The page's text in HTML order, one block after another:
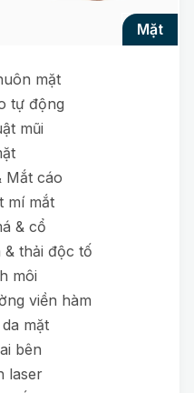
mặt
mặt
tự động
mũi
Mắt cáo
mí mắt
& cổ
& thải độc tố
môi
viền hàm
mặt
bên
laser